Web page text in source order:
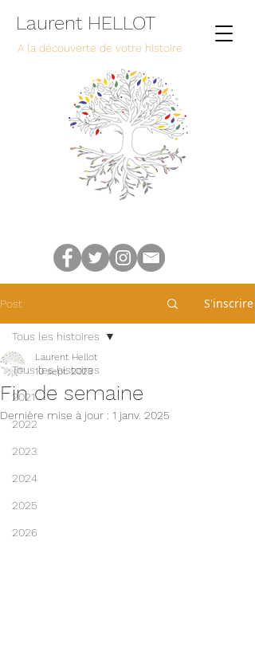
Laurent HELLOT
A la découverte de votre histoire
Post S'inscrire
Tous les histoires
2021
2022
2023
2024
2025
2026
Tous les histoires
Fin de semaine
Laurent Hellot
10 sept. 2023
Dernière mise à jour : 1 janv. 2025